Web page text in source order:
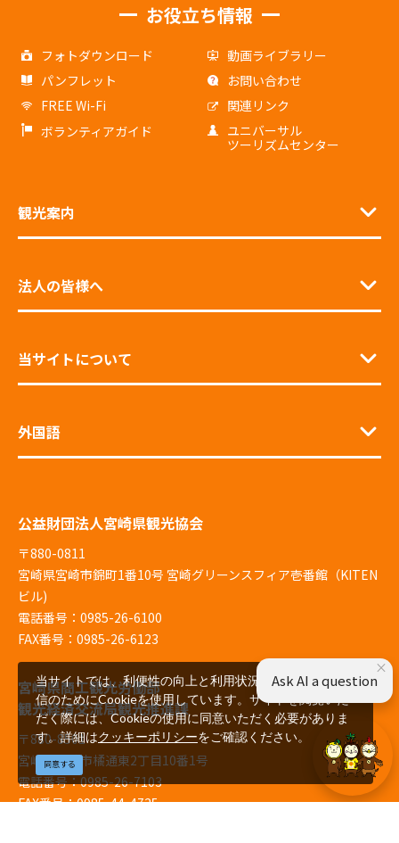
お役立ち情報
フォトダウンロード
動画ライブラリー
パンフレット
お問い合わせ
FREE Wi-Fi
関連リンク
ボランティアガイド
ユニバーサル
ツーリズムセンター
観光案内
法人の皆様へ
当サイトについて
外国語
公益財団法人宮崎県観光協会
〒880-0811
宮崎県宮崎市錦町1番10号 宮崎グリーンスフィア壱番館（KITEN
ビル)
電話番号：0985-26-6100
FAX番号：0985-26-6123
宮崎県商工観光労働部
観光経済交流局観光推進課
〒880-8501
宮崎県宮崎市橘通東2丁目10番1号
電話番号：0985-26-7103
FAX番号：0985-44-4725
当サイトでは、利便性の向上と利用状況の解析、広告配
信のためにCookieを使用しています。サイトを閲覧いた
だく際には、Cookieの使用に同意いただく必要がありま
す。詳細はクッキーポリシーをご確認ください。
同意する
×
Ask AI a question